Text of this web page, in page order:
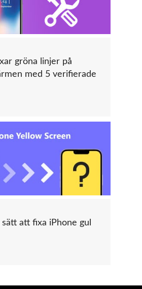
gröna linjer på
med 5 verifierade
att fixa iPhone gul